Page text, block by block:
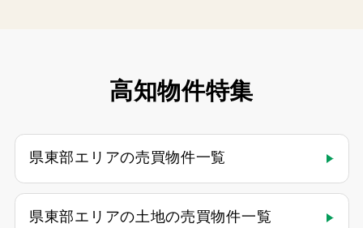
高知物件特集
県東部エリアの売買物件一覧
県東部エリアの土地の売買物件一覧